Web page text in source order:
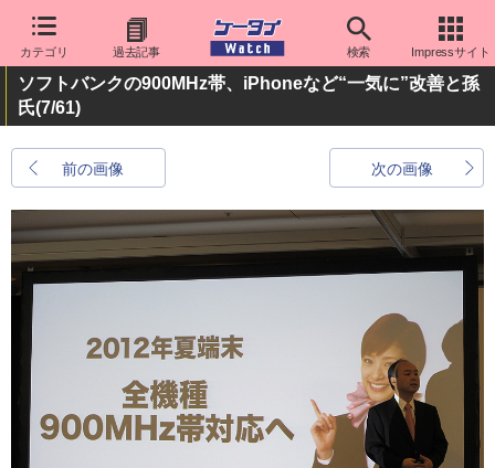
カテゴリ 過去記事 検索 Impressサイト
ソフトバンクの900MHz帯、iPhoneなど“一気に”改善と孫
氏(7/61)
前の画像 次の画像